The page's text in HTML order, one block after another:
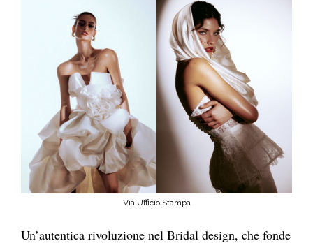
Via Ufficio Stampa
Un’autentica rivoluzione nel Bridal design, che fonde